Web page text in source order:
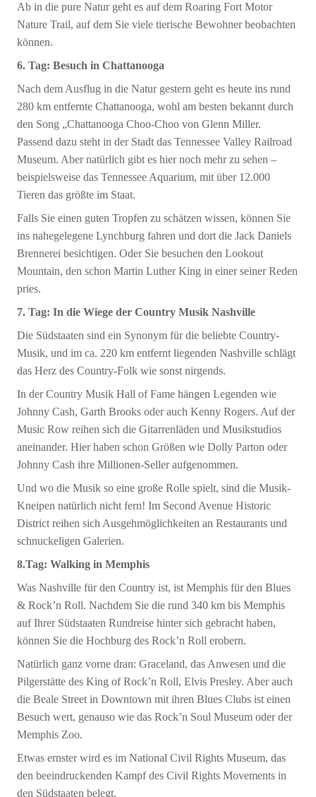
Ab in die pure Natur geht es auf dem Roaring Fort Motor
Nature Trail, auf dem Sie viele tierische Bewohner beobachten
können.
6. Tag: Besuch in Chattanooga
Nach dem Ausflug in die Natur gestern geht es heute ins rund
280 km entfernte Chattanooga, wohl am besten bekannt durch
den Song „Chattanooga Choo-Choo von Glenn Miller.
Passend dazu steht in der Stadt das Tennessee Valley Railroad
Museum. Aber natürlich gibt es hier noch mehr zu sehen –
beispielsweise das Tennessee Aquarium, mit über 12.000
Tieren das größte im Staat.
Falls Sie einen guten Tropfen zu schätzen wissen, können Sie
ins nahegelegene Lynchburg fahren und dort die Jack Daniels
Brennerei besichtigen. Oder Sie besuchen den Lookout
Mountain, den schon Martin Luther King in einer seiner Reden
pries.
7. Tag: In die Wiege der Country Musik Nashville
Die Südstaaten sind ein Synonym für die beliebte Country-
Musik, und im ca. 220 km entfernt liegenden Nashville schlägt
das Herz des Country-Folk wie sonst nirgends.
In der Country Musik Hall of Fame hängen Legenden wie
Johnny Cash, Garth Brooks oder auch Kenny Rogers. Auf der
Music Row reihen sich die Gitarrenläden und Musikstudios
aneinander. Hier haben schon Größen wie Dolly Parton oder
Johnny Cash ihre Millionen-Seller aufgenommen.
Und wo die Musik so eine große Rolle spielt, sind die Musik-
Kneipen natürlich nicht fern! Im Second Avenue Historic
District reihen sich Ausgehmöglichkeiten an Restaurants und
schnuckeligen Galerien.
8.Tag: Walking in Memphis
Was Nashville für den Country ist, ist Memphis für den Blues
& Rock’n Roll. Nachdem Sie die rund 340 km bis Memphis
auf Ihrer Südstaaten Rundreise hinter sich gebracht haben,
können Sie die Hochburg des Rock’n Roll erobern.
Natürlich ganz vorne dran: Graceland, das Anwesen und die
Pilgerstätte des King of Rock’n Roll, Elvis Presley. Aber auch
die Beale Street in Downtown mit ihren Blues Clubs ist einen
Besuch wert, genauso wie das Rock’n Soul Museum oder der
Memphis Zoo.
Etwas ernster wird es im National Civil Rights Museum, das
den beeindruckenden Kampf des Civil Rights Movements in
den Südstaaten belegt.